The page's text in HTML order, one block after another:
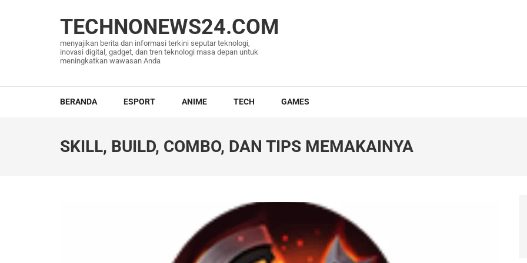
TECHNONEWS24.COM
menyajikan berita dan informasi terkini seputar teknologi,
inovasi digital, gadget, dan tren teknologi masa depan untuk
meningkatkan wawasan Anda
BERANDA ESPORT ANIME TECH GAMES
SKILL, BUILD, COMBO, DAN TIPS MEMAKAINYA